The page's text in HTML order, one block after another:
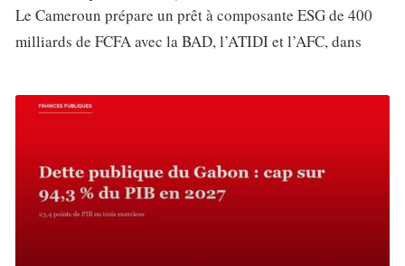
Le Cameroun prépare un prêt à composante ESG de 400
milliards de FCFA avec la BAD, l’ATIDI et l’AFC, dans